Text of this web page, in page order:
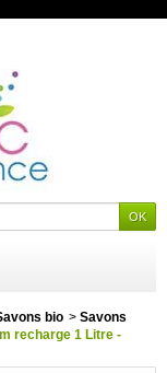
bio > Savons
recharge 1 Litre -